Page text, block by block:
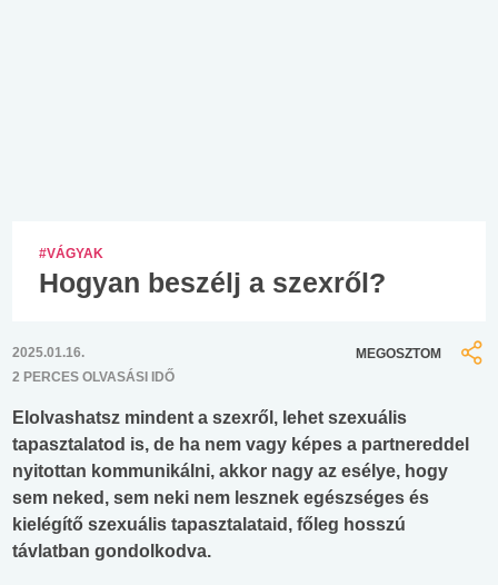
#VÁGYAK
Hogyan beszélj a szexről?
2025.01.16.
2 PERCES OLVASÁSI IDŐ
MEGOSZTOM
Elolvashatsz mindent a szexről, lehet szexuális
tapasztalatod is, de ha nem vagy képes a partnereddel
nyitottan kommunikálni, akkor nagy az esélye, hogy
sem neked, sem neki nem lesznek egészséges és
kielégítő szexuális tapasztalataid, főleg hosszú
távlatban gondolkodva.